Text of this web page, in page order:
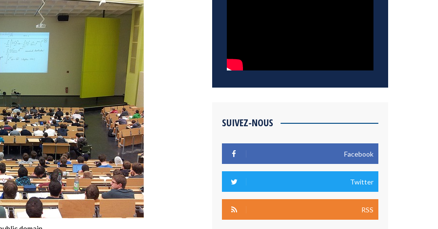
SUIVEZ-NOUS
Facebook
Twitter
RSS